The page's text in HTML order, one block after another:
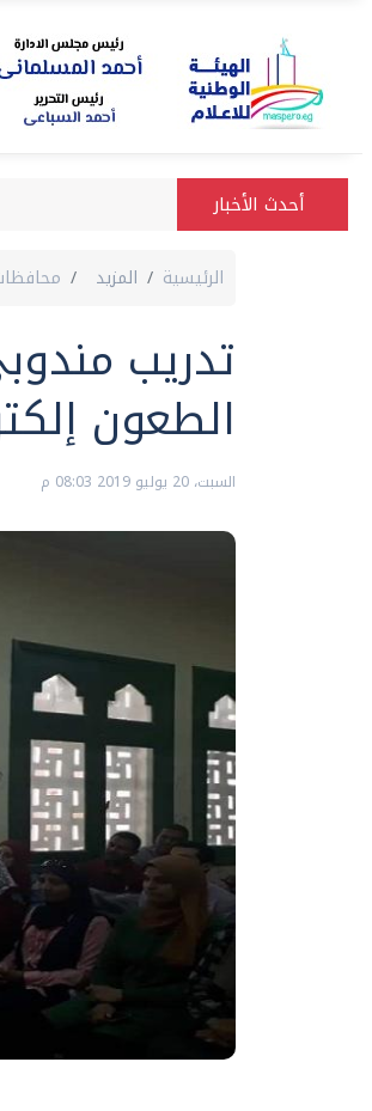
أحدث الأخبار
الرئيسية المزيد
تدريب
الطعون
السبت، 20 يوليو 2019 08:03 م